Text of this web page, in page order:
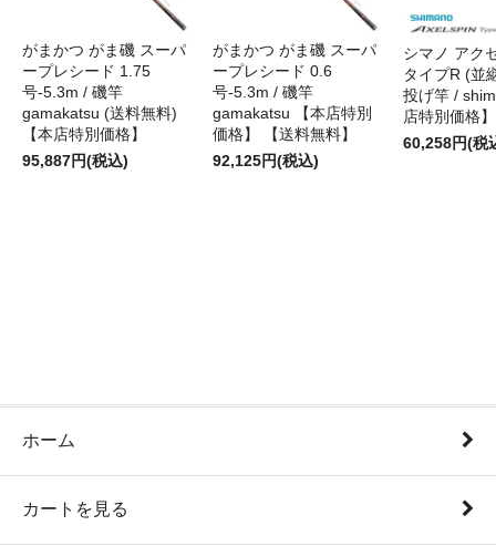
がまかつ がま磯 スーパ
ープレシード 1.75
号-5.3m / 磯竿
gamakatsu (送料無料)
【本店特別価格】
95,887円(税込)
がまかつ がま磯 スーパ
ープレシード 0.6
号-5.3m / 磯竿
gamakatsu 【本店特別
価格】 【送料無料】
92,125円(税込)
シマノ アク
タイプR (並
投げ竿 /
店特別価格】
60,258円(税
ホーム
カートを見る